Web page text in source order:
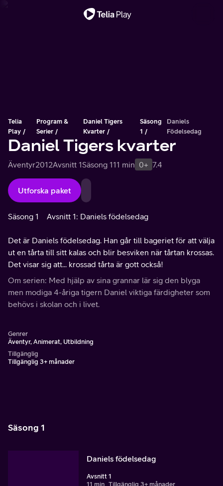
Telia
Play
Program &
Serier
Daniel Tigers
Kvarter
Säsong
1
Daniels
Födelsedag
Daniel Tigers kvarter
Äventyr2012Avsnitt 1Säsong 111 min 0+ 7.4
Utforska paket
Säsong 1 Avsnitt 1: Daniels födelsedag
Det är Daniels födelsedag. Han går till bageriet för att välja
ut en tårta till sitt kalas och blir besviken när tårtan krossas.
Det visar sig att... krossad tårta är gott också!
Om serien: Med hjälp av sina grannar lär sig den blyga
men modiga 4-åriga tigern Daniel viktiga färdigheter som
behövs i skolan och i livet.
Genrer
Äventyr, Animerat, Utbildning
Tillgänglig
Tillgänglig 3+ månader
Säsong 1
Daniels födelsedag
Avsnitt 1
11 min Tillgänglig 3+ månader